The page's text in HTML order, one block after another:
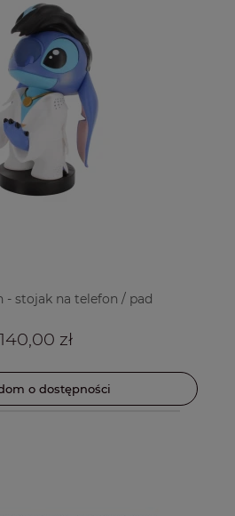
- stojak na telefon / pad
140,00 zł
o dostępności